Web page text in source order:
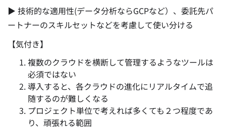
▶ 技術的な適用性(データ分析ならGCPなど）、委託先パ
ートナーのスキルセットなどを考慮して使い分ける
【気付き】
複数のクラウドを横断して管理するようなツールは
必須ではない
導入すると、各クラウドの進化にリアルタイムで追
随するのが難しくなる
プロジェクト単位で考えれば多くても２つ程度であ
り、頑張れる範囲